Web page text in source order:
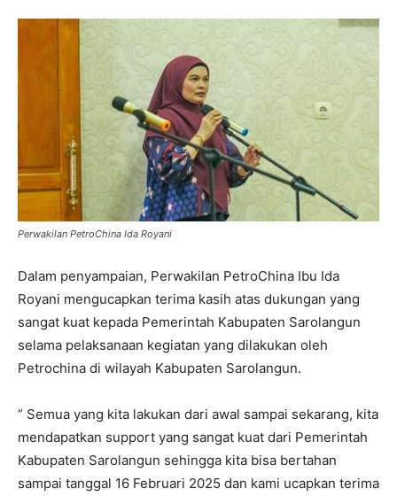
Perwakilan PetroChina Ida Royani
Dalam penyampaian, Perwakilan PetroChina Ibu Ida
Royani mengucapkan terima kasih atas dukungan yang
sangat kuat kepada Pemerintah Kabupaten Sarolangun
selama pelaksanaan kegiatan yang dilakukan oleh
Petrochina di wilayah Kabupaten Sarolangun.
” Semua yang kita lakukan dari awal sampai sekarang, kita
mendapatkan support yang sangat kuat dari Pemerintah
Kabupaten Sarolangun sehingga kita bisa bertahan
sampai tanggal 16 Februari 2025 dan kami ucapkan terima